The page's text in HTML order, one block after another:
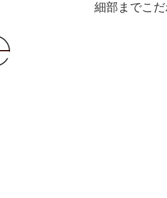
細部までこ